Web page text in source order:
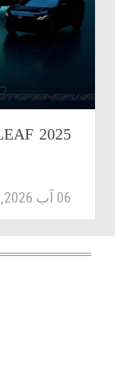
2025 LEAF
06 آب 2026, 11:58 ص